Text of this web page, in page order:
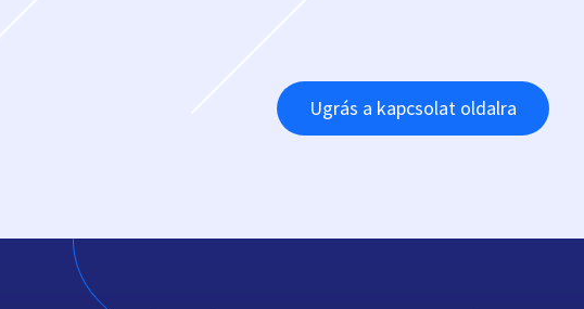
Ugrás a kapcsolat oldalra